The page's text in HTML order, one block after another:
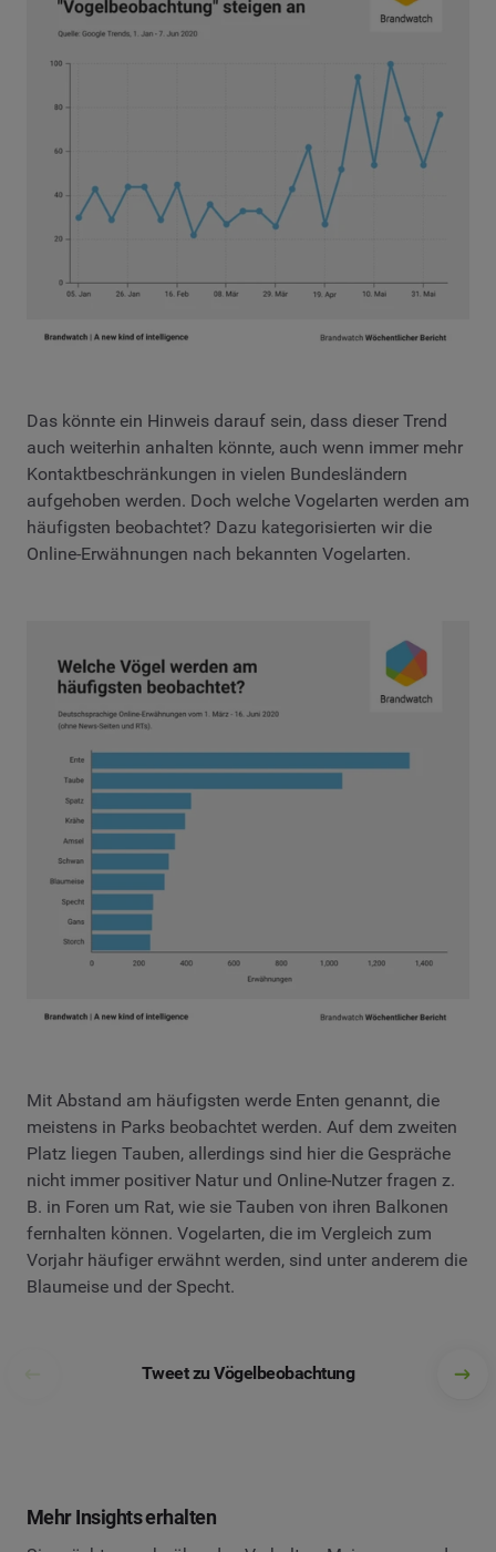
Das könnte ein Hinweis darauf sein, dass dieser Trend
auch weiterhin anhalten könnte, auch wenn immer mehr
Kontaktbeschränkungen in vielen Bundesländern
aufgehoben werden. Doch welche Vogelarten werden am
häufigsten beobachtet? Dazu kategorisierten wir die
Online-Erwähnungen nach bekannten Vogelarten.
Mit Abstand am häufigsten werde Enten genannt, die
meistens in Parks beobachtet werden. Auf dem zweiten
Platz liegen Tauben, allerdings sind hier die Gespräche
nicht immer positiver Natur und Online-Nutzer fragen z.
B. in Foren um Rat, wie sie Tauben von ihren Balkonen
fernhalten können. Vogelarten, die im Vergleich zum
Vorjahr häufiger erwähnt werden, sind unter anderem die
Blaumeise und der Specht.
Tweet zu Vögelbeobachtung
Mehr Insights erhalten